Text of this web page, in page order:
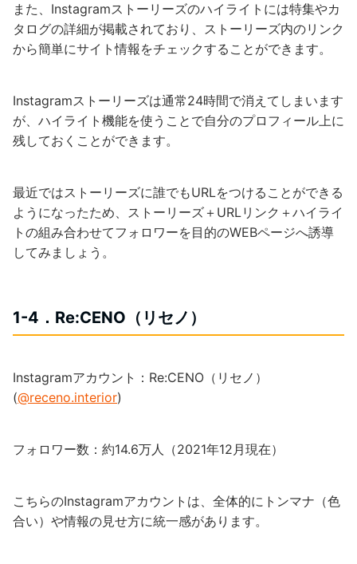
また、Instagramストーリーズのハイライトには特集やカ
タログの詳細が掲載されており、ストーリーズ内のリンク
から簡単にサイト情報をチェックすることができます。
Instagramストーリーズは通常24時間で消えてしまいます
が、ハイライト機能を使うことで自分のプロフィール上に
残しておくことができます。
最近ではストーリーズに誰でもURLをつけることができる
ようになったため、ストーリーズ＋URLリンク＋ハイライ
トの組み合わせてフォロワーを目的のWEBページへ誘導
してみましょう。
1-4．Re:CENO（リセノ）
Instagramアカウント：Re:CENO（リセノ）
(@receno.interior)
フォロワー数：約14.6万人（2021年12月現在）
こちらのInstagramアカウントは、全体的にトンマナ（色
合い）や情報の見せ方に統一感があります。